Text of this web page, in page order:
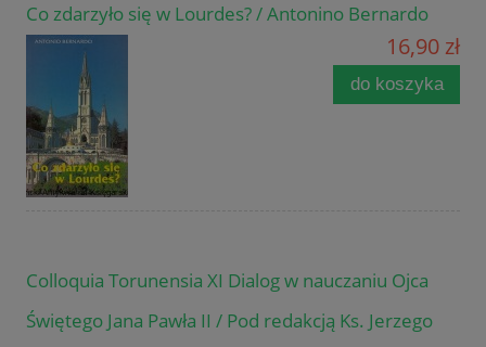
Co zdarzyło się w Lourdes? / Antonino Bernardo
16,90 zł
do koszyka
Colloquia Torunensia XI Dialog w nauczaniu Ojca
Świętego Jana Pawła II / Pod redakcją Ks. Jerzego